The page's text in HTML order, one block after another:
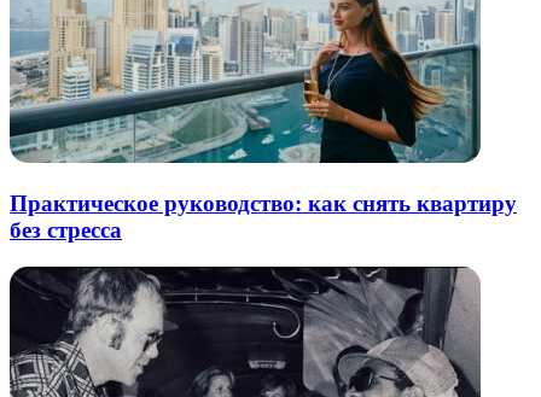
Практическое руководство: как снять квартиру
без стресса